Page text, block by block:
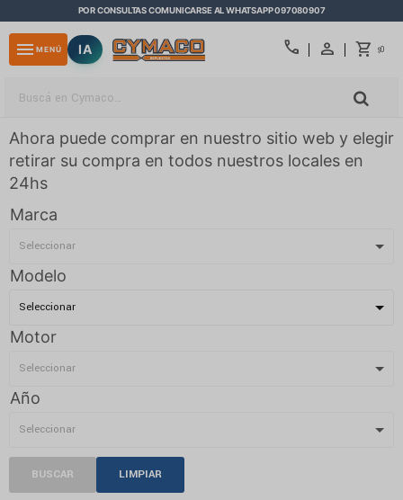
POR CONSULTAS COMUNICARSE AL WHATSAPP 097080907
call $0
menu MENÚ IA
Ahora puede comprar en nuestro sitio web y elegir
retirar su compra en todos nuestros locales en
24hs
Marca
Modelo
Motor
Año
BUSCAR LIMPIAR
close